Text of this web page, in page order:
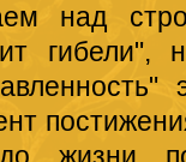
над
гибели",